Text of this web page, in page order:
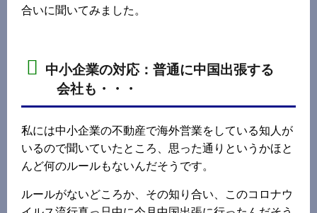
合いに聞いてみました。
中小企業の対応：普通に中国出張する
会社も・・・
私には中小企業の不動産で海外営業をしている知人が
いるので聞いていたところ、思った通りというかほと
んど何のルールもないんだそうです。
ルールがないどころか、その知り合い、このコロナウ